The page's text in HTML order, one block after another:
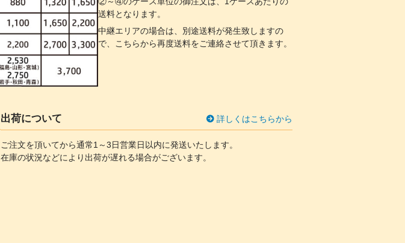
送料となります。
中継エリアの場合は、別途送料が発生致しますの
で、こちらから再度送料をご連絡させて頂きます。
出荷について 詳しくはこちらから
ご注文を頂いてから通常1～3日営業日以内に発送いたします。
在庫の状況などにより出荷が遅れる場合がございます。